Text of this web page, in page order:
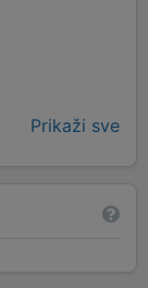
Prikaži sve